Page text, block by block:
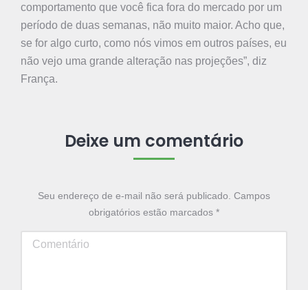
comportamento que você fica fora do mercado por um
período de duas semanas, não muito maior. Acho que,
se for algo curto, como nós vimos em outros países, eu
não vejo uma grande alteração nas projeções”, diz
França.
Deixe um comentário
Seu endereço de e-mail não será publicado. Campos
obrigatórios estão marcados *
Comentário